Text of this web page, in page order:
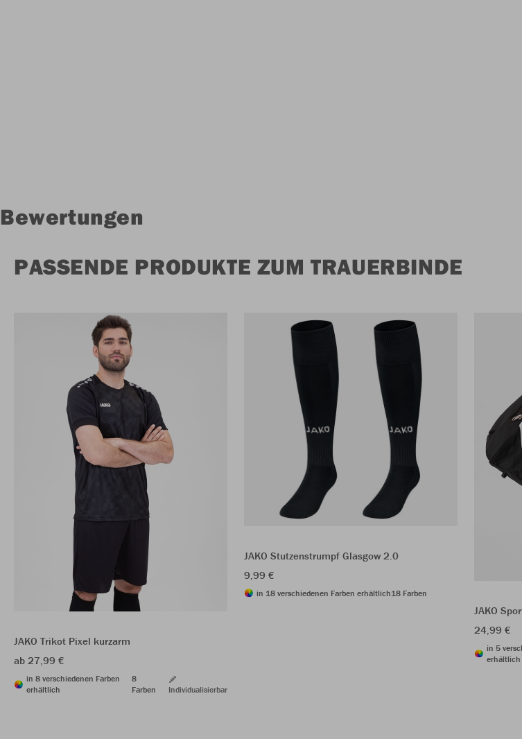
Bewertungen
PASSENDE PRODUKTE ZUM TRAUERBINDE
JAKO Trikot Pixel kurzarm
ab 27,99 €
in 8 verschiedenen Farben
erhältlich
8
Farben
Individualisierbar
JAKO Stutzenstrumpf Glasgow 2.0
9,99 €
in 18 verschiedenen Farben erhältlich18 Farben
JAKO
24,99 €
in 5
erhältlich